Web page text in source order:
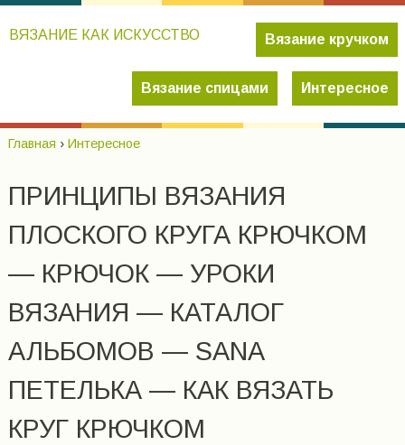
ВЯЗАНИЕ КАК ИСКУССТВО Вязание кручком
Вязание спицами Интересное
Главная › Интересное
ПРИНЦИПЫ ВЯЗАНИЯ
ПЛОСКОГО КРУГА КРЮЧКОМ
— КРЮЧОК — УРОКИ
ВЯЗАНИЯ — КАТАЛОГ
АЛЬБОМОВ — SANA
ПЕТЕЛЬКА — КАК ВЯЗАТЬ
КРУГ КРЮЧКОМ